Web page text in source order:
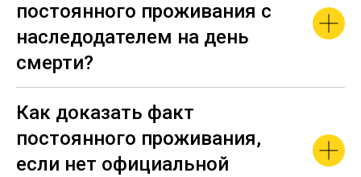
постоянного проживания с
наследодателем на день
смерти?
Как доказать факт
постоянного проживания,
если нет официальной